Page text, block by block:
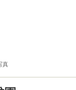
真